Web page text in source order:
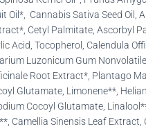
Oil*, Cannabis Sativa Seed Oil,
Cetyl Palmitate, Ascorbyl
Acid, Tocopherol, Calendula
Luzonicum Gum
Root Extract*, Plantago
Glutamate, Limonene**,
Cocoyl Glutamate,
Camellia Sinensis Leaf Extract,